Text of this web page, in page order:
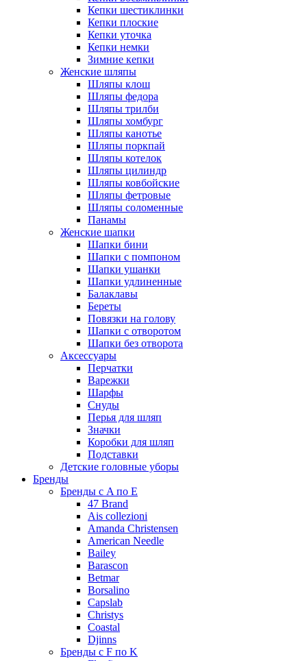
Кепки шестиклинки
Кепки плоские
Кепки уточка
Кепки немки
Зимние кепки
Женские шляпы
Шляпы клош
Шляпы федора
Шляпы трилби
Шляпы хомбург
Шляпы канотье
Шляпы поркпай
Шляпы котелок
Шляпы цилиндр
Шляпы ковбойские
Шляпы фетровые
Шляпы соломенные
Панамы
Женские шапки
Шапки бини
Шапки с помпоном
Шапки ушанки
Шапки удлиненные
Балаклавы
Береты
Повязки на голову
Шапки с отворотом
Шапки без отворота
Аксессуары
Перчатки
Варежки
Шарфы
Снуды
Перья для шляп
Значки
Коробки для шляп
Подставки
Детские головные уборы
Бренды
Бренды с A по E
47 Brand
Ais collezioni
Amanda Christensen
American Needle
Bailey
Barascon
Betmar
Borsalino
Capslab
Christys
Coastal
Djinns
Бренды с F по K